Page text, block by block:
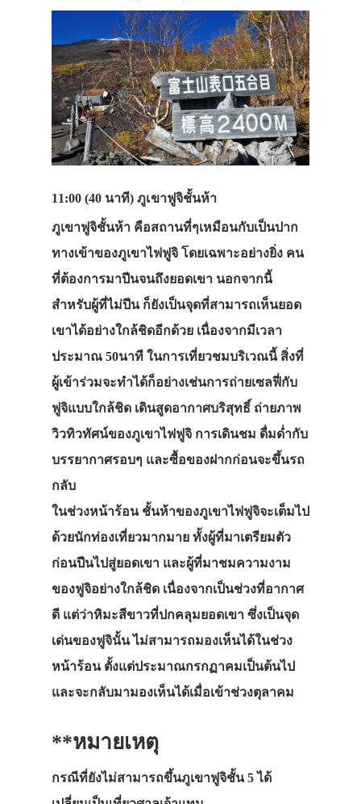
11:00 (40 นาที) ภูเขาฟูจิชั้นห้า
ภูเขาฟูจิชั้นห้า คือสถานที่ๆเหมือนกับเป็นปาก
ทางเข้าของภูเขาไฟฟูจิ โดยเฉพาะอย่างยิ่ง คน
ที่ต้องการมาปีนจนถึงยอดเขา นอกจากนี้
สำหรับผู้ที่ไม่ปีน ก็ยังเป็นจุดที่สามารถเห็นยอด
เขาได้อย่างใกล้ชิดอีกด้วย เนื่องจากมีเวลา
ประมาณ 50นาที ในการเที่ยวชมบริเวณนี้ สิ่งที่
ผู้เข้าร่วมจะทำได้ก็อย่างเช่นการถ่ายเซลฟี่กับ
ฟูจิแบบใกล้ชิด เดินสูดอากาศบริสุทธิ์ ถ่ายภาพ
วิวทิวทัศน์ของภูเขาไฟฟูจิ การเดินชม ดื่มด่ำกับ
บรรยากาศรอบๆ และซื้อของฝากก่อนจะขึ้นรถ
กลับ
ในช่วงหน้าร้อน ชั้นห้าของภูเขาไฟฟูจิจะเต็มไป
ด้วยนักท่องเที่ยวมากมาย ทั้งผู้ที่มาเตรียมตัว
ก่อนปีนไปสู่ยอดเขา และผู้ที่มาชมความงาม
ของฟูจิอย่างใกล้ชิด เนื่องจากเป็นช่วงที่อากาศ
ดี แต่ว่าหิมะสีขาวที่ปกคลุมยอดเขา ซึ่งเป็นจุด
เด่นของฟูจินั้น ไม่สามารถมองเห็นได้ในช่วง
หน้าร้อน ตั้งแต่ประมาณกรกฏาคมเป็นต้นไป
และจะกลับมามองเห็นได้เมื่อเข้าช่วงตุลาคม
**หมายเหตุ
กรณีที่ยังไม่สามารถขึ้นภูเขาฟูจิชั้น 5 ได้
ประเทศญี่ปุ่น
เที่ยวญี่ปุ่นด้ว
เอง
ทัวร์